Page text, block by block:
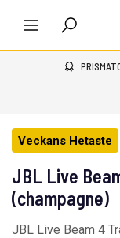
Veckans Hetaste
JBL Live
(champagne)
JBL Live Beam 4